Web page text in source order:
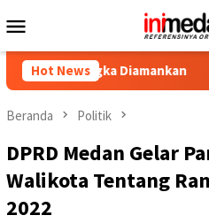
ke
Mobile
Hot News
Diamankan Satgas
Beranda Politik
DPRD Medan Gelar
Walikota Tentang
2022